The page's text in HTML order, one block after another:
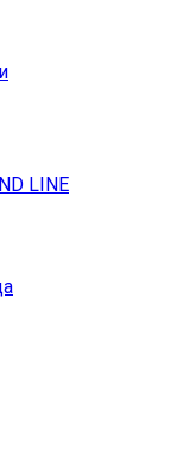
LINE